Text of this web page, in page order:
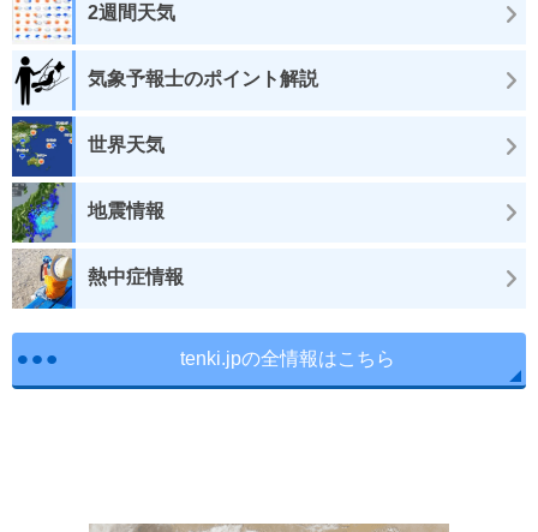
2週間天気
気象予報士のポイント解説
世界天気
地震情報
熱中症情報
tenki.jpの全情報はこちら